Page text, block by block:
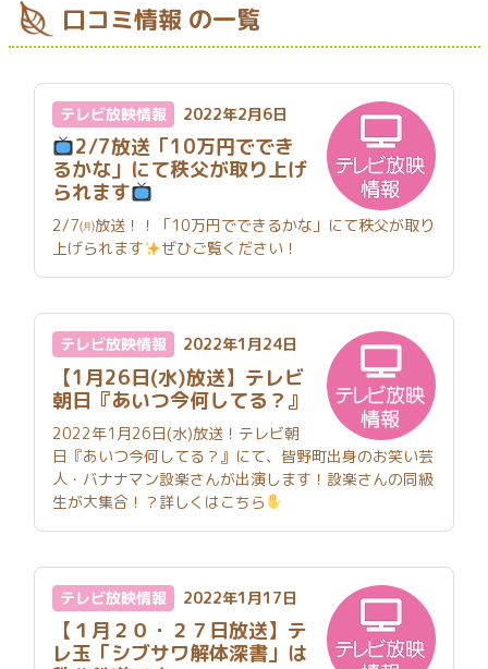
口コミ情報 の一覧
テレビ放映情報 2022年2月6日
2/7放送「10万円ででき
るかな」にて秩父が取り上げ
られます
2/7㈪放送！！「10万円でできるかな」にて秩父が取り
上げられます
ぜひご覧ください！
テレビ放映情報 2022年1月24日
【1月26日(水)放送】テレビ
朝日『あいつ今何してる？』
2022年1月26日(水)放送！テレビ朝
日『あいつ今何してる？』にて、皆野町出身のお笑い芸
人・バナナマン設楽さんが出演します！設楽さんの同級
生が大集合！？詳しくはこちら
テレビ放映情報 2022年1月17日
【１月２０・２７日放送】テ
レ玉「シブサワ解体深書」は